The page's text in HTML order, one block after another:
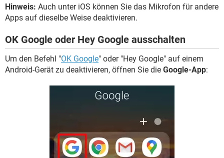
Hinweis: Auch unter iOS können Sie das Mikrofon für andere
Apps auf dieselbe Weise deaktivieren.
OK Google oder Hey Google ausschalten
Um den Befehl "OK Google" oder "Hey Google" auf einem
Android-Gerät zu deaktivieren, öffnen Sie die Google-App: